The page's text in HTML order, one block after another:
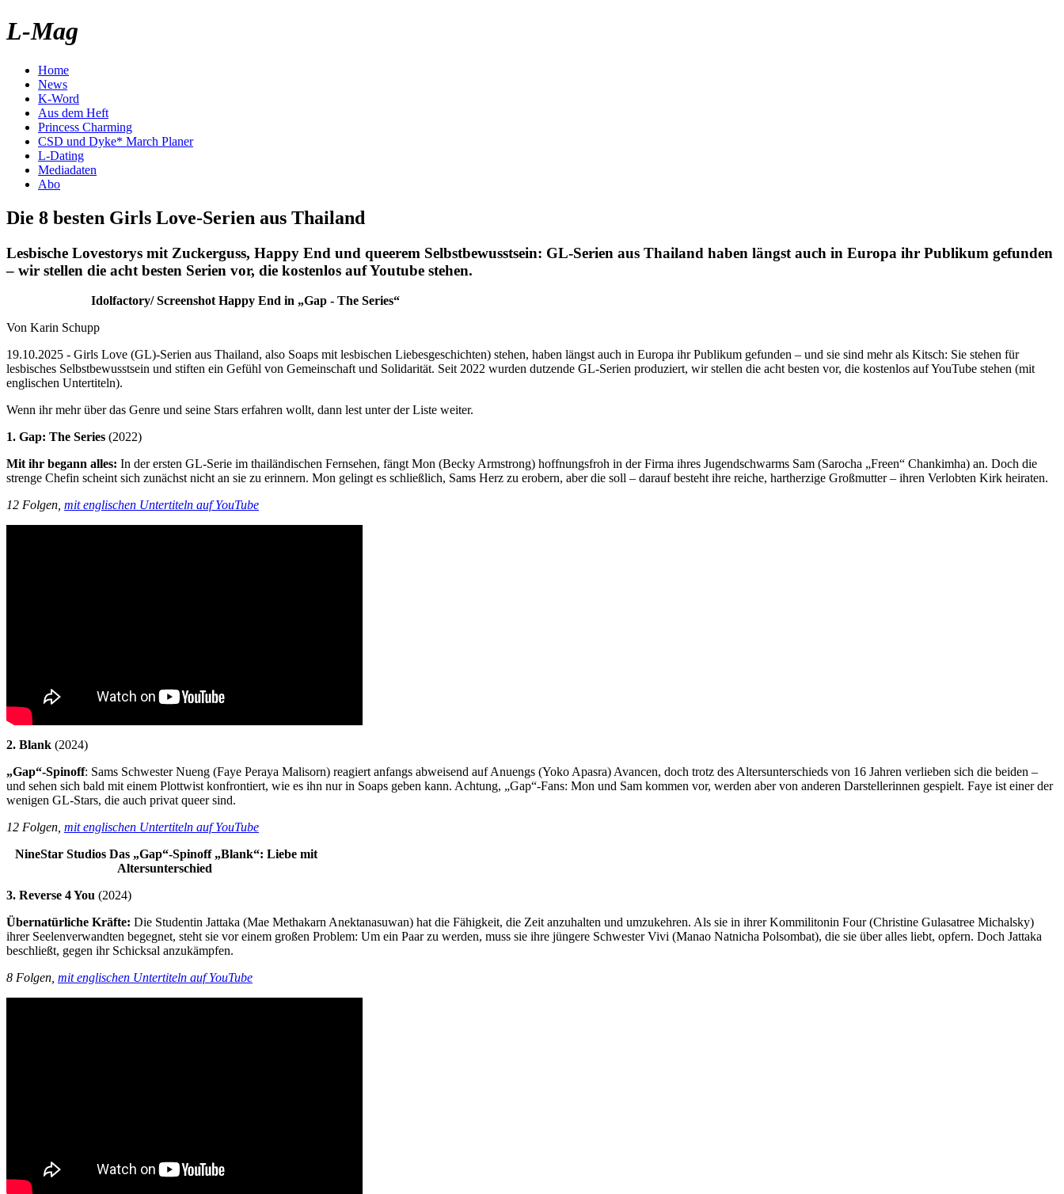
L-Mag
Home
News
K-Word
Aus dem Heft
Princess Charming
CSD und Dyke* March Planer
L-Dating
Mediadaten
Abo
Die 8 besten Girls Love-Serien aus Thailand
Lesbische Lovestorys mit Zuckerguss, Happy End und queerem Selbstbewusstsein: GL-Serien aus Thailand haben längst auch in Europa ihr Publikum gefunden
– wir stellen die acht besten Serien vor, die kostenlos auf Youtube stehen.
Idolfactory/ ScreenshotHappy End in „Gap - The Series“
Von Karin Schupp
19.10.2025 - Girls Love (GL)-Serien aus Thailand, also Soaps mit lesbischen Liebesgeschichten) stehen, haben längst auch in Europa ihr Publikum gefunden – und sie sind mehr als Kitsch: Sie stehen für
lesbisches Selbstbewusstsein und stiften ein Gefühl von Gemeinschaft und Solidarität. Seit 2022 wurden dutzende GL-Serien produziert, wir stellen die acht besten vor, die kostenlos auf YouTube stehen (mit
englischen Untertiteln).
Wenn ihr mehr über das Genre und seine Stars erfahren wollt, dann lest unter der Liste weiter.
1. Gap: The Series (2022)
Mit ihr begann alles: In der ersten GL-Serie im thailändischen Fernsehen, fängt Mon (Becky Armstrong) hoffnungsfroh in der Firma ihres Jugendschwarms Sam (Sarocha „Freen“ Chankimha) an. Doch die
strenge Chefin scheint sich zunächst nicht an sie zu erinnern. Mon gelingt es schließlich, Sams Herz zu erobern, aber die soll – darauf besteht ihre reiche, hartherzige Großmutter – ihren Verlobten Kirk heiraten.
12 Folgen, mit englischen Untertiteln auf YouTube
2. Blank (2024)
„Gap“-Spinoff: Sams Schwester Nueng (Faye Peraya Malisorn) reagiert anfangs abweisend auf Anuengs (Yoko Apasra) Avancen, doch trotz des Altersunterschieds von 16 Jahren verlieben sich die beiden –
und sehen sich bald mit einem Plottwist konfrontiert, wie es ihn nur in Soaps geben kann. Achtung, „Gap“-Fans: Mon und Sam kommen vor, werden aber von anderen Darstellerinnen gespielt. Faye ist einer der
wenigen GL-Stars, die auch privat queer sind.
12 Folgen, mit englischen Untertiteln auf YouTube
NineStar Studios Das „Gap“-Spinoff „Blank“: Liebe mit
Altersunterschied
3. Reverse 4 You (2024)
Übernatürliche Kräfte: Die Studentin Jattaka (Mae Methakarn Anektanasuwan) hat die Fähigkeit, die Zeit anzuhalten und umzukehren. Als sie in ihrer Kommilitonin Four (Christine Gulasatree Michalsky)
ihrer Seelenverwandten begegnet, steht sie vor einem großen Problem: Um ein Paar zu werden, muss sie ihre jüngere Schwester Vivi (Manao Natnicha Polsombat), die sie über alles liebt, opfern. Doch Jattaka
beschließt, gegen ihr Schicksal anzukämpfen.
8 Folgen, mit englischen Untertiteln auf YouTube